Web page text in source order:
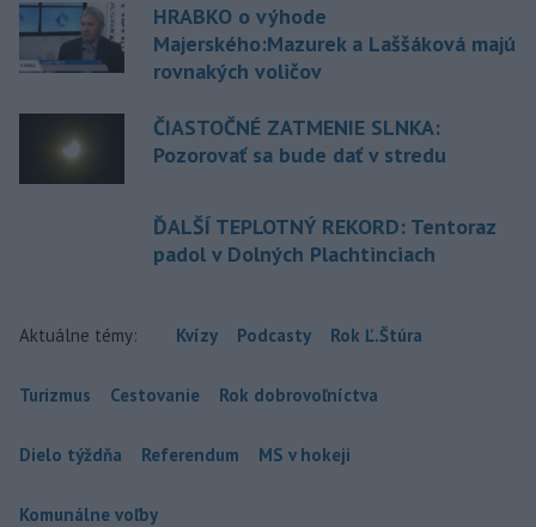
HRABKO o výhode
Majerského:Mazurek a Laššáková majú
rovnakých voličov
ČIASTOČNÉ ZATMENIE SLNKA:
Pozorovať sa bude dať v stredu
ĎALŠÍ TEPLOTNÝ REKORD: Tentoraz
padol v Dolných Plachtinciach
Aktuálne témy: Kvízy Podcasty Rok Ľ.Štúra
Turizmus Cestovanie Rok dobrovoľníctva
Dielo týždňa Referendum MS v hokeji
Komunálne voľby